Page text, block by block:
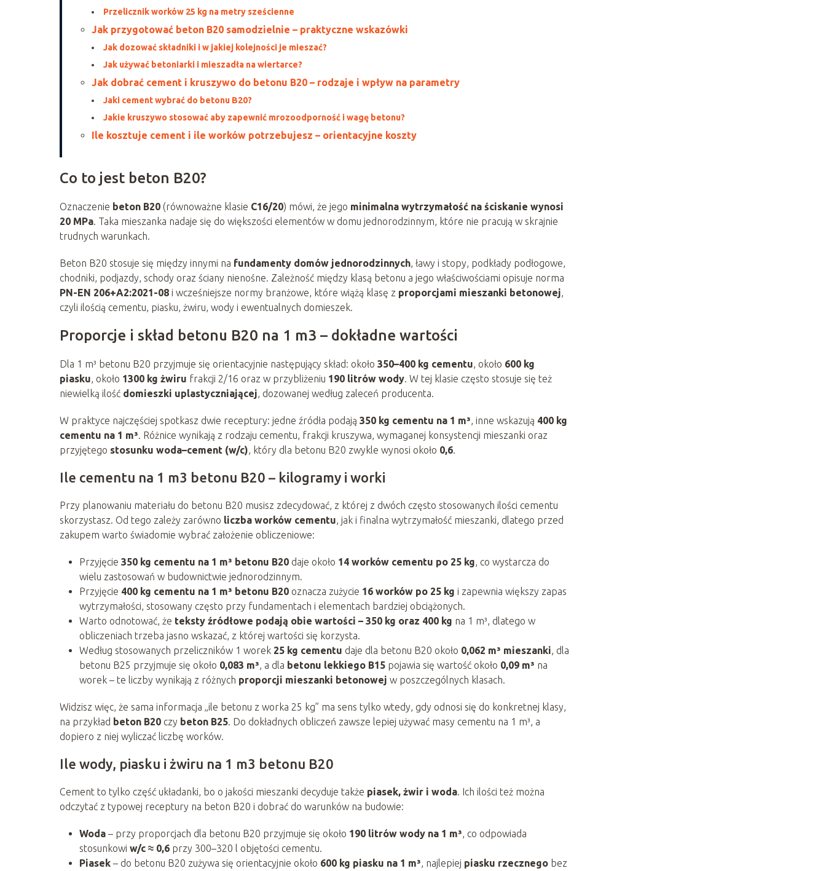
Przelicznik worków 25 kg na metry sześcienne
Jak przygotować beton B20 samodzielnie – praktyczne wskazówki
Jak dozować składniki i w jakiej kolejności je mieszać?
Jak używać betoniarki i mieszadła na wiertarce?
Jak dobrać cement i kruszywo do betonu B20 – rodzaje i wpływ na parametry
Jaki cement wybrać do betonu B20?
Jakie kruszywo stosować aby zapewnić mrozoodporność i wagę betonu?
Ile kosztuje cement i ile worków potrzebujesz – orientacyjne koszty
Co to jest beton B20?
Oznaczenie beton B20 (równoważne klasie C16/20) mówi, że jego minimalna wytrzymałość na ściskanie wynosi
20 MPa. Taka mieszanka nadaje się do większości elementów w domu jednorodzinnym, które nie pracują w skrajnie
trudnych warunkach.
Beton B20 stosuje się między innymi na fundamenty domów jednorodzinnych, ławy i stopy, podkłady podłogowe,
chodniki, podjazdy, schody oraz ściany nienośne. Zależność między klasą betonu a jego właściwościami opisuje norma
PN-EN 206+A2:2021-08 i wcześniejsze normy branżowe, które wiążą klasę z proporcjami mieszanki betonowej,
czyli ilością cementu, piasku, żwiru, wody i ewentualnych domieszek.
Proporcje i skład betonu B20 na 1 m3 – dokładne wartości
Dla 1 m³ betonu B20 przyjmuje się orientacyjnie następujący skład: około 350–400 kg cementu, około 600 kg
piasku, około 1300 kg żwiru frakcji 2/16 oraz w przybliżeniu 190 litrów wody. W tej klasie często stosuje się też
niewielką ilość domieszki uplastyczniającej, dozowanej według zaleceń producenta.
W praktyce najczęściej spotkasz dwie receptury: jedne źródła podają 350 kg cementu na 1 m³, inne wskazują 400 kg
cementu na 1 m³. Różnice wynikają z rodzaju cementu, frakcji kruszywa, wymaganej konsystencji mieszanki oraz
przyjętego stosunku woda–cement (w/c), który dla betonu B20 zwykle wynosi około 0,6.
Ile cementu na 1 m3 betonu B20 – kilogramy i worki
Przy planowaniu materiału do betonu B20 musisz zdecydować, z której z dwóch często stosowanych ilości cementu
skorzystasz. Od tego zależy zarówno liczba worków cementu, jak i finalna wytrzymałość mieszanki, dlatego przed
zakupem warto świadomie wybrać założenie obliczeniowe:
Przyjęcie 350 kg cementu na 1 m³ betonu B20 daje około 14 worków cementu po 25 kg, co wystarcza do
wielu zastosowań w budownictwie jednorodzinnym.
Przyjęcie 400 kg cementu na 1 m³ betonu B20 oznacza zużycie 16 worków po 25 kg i zapewnia większy zapas
wytrzymałości, stosowany często przy fundamentach i elementach bardziej obciążonych.
Warto odnotować, że teksty źródłowe podają obie wartości – 350 kg oraz 400 kg na 1 m³, dlatego w
obliczeniach trzeba jasno wskazać, z której wartości się korzysta.
Według stosowanych przeliczników 1 worek 25 kg cementu daje dla betonu B20 około 0,062 m³ mieszanki, dla
betonu B25 przyjmuje się około 0,083 m³, a dla betonu lekkiego B15 pojawia się wartość około 0,09 m³ na
worek – te liczby wynikają z różnych proporcji mieszanki betonowej w poszczególnych klasach.
Widzisz więc, że sama informacja „ile betonu z worka 25 kg” ma sens tylko wtedy, gdy odnosi się do konkretnej klasy,
na przykład beton B20 czy beton B25. Do dokładnych obliczeń zawsze lepiej używać masy cementu na 1 m³, a
dopiero z niej wyliczać liczbę worków.
Ile wody, piasku i żwiru na 1 m3 betonu B20
Cement to tylko część układanki, bo o jakości mieszanki decyduje także piasek, żwir i woda. Ich ilości też można
odczytać z typowej receptury na beton B20 i dobrać do warunków na budowie:
Woda – przy proporcjach dla betonu B20 przyjmuje się około 190 litrów wody na 1 m³, co odpowiada
stosunkowi w/c ≈ 0,6 przy 300–320 l objętości cementu.
Piasek – do betonu B20 zużywa się orientacyjnie około 600 kg piasku na 1 m³, najlepiej piasku rzecznego bez